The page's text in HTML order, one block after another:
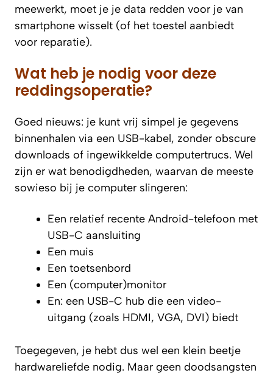
meewerkt, moet je je data redden voor je van
smartphone wisselt (of het toestel aanbiedt
voor reparatie).
Wat heb je nodig voor deze
reddingsoperatie?
Goed nieuws: je kunt vrij simpel je gegevens
binnenhalen via een USB-kabel, zonder obscure
downloads of ingewikkelde computertrucs. Wel
zijn er wat benodigdheden, waarvan de meeste
sowieso bij je computer slingeren:
Een relatief recente Android-telefoon met
USB-C aansluiting
Een muis
Een toetsenbord
Een (computer)monitor
En: een USB-C hub die een video-
uitgang (zoals HDMI, VGA, DVI) biedt
Toegegeven, je hebt dus wel een klein beetje
hardwareliefde nodig. Maar geen doodsangsten